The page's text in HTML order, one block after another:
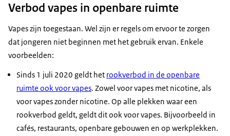
Verbod vapes in openbare ruimte
Vapes zijn toegestaan. Wel zijn er regels om ervoor te zorgen
dat jongeren niet beginnen met het gebruik ervan. Enkele
voorbeelden:
Sinds 1 juli 2020 geldt het rookverbod in de openbare
ruimte ook voor vapes. Zowel voor vapes met nicotine, als
voor vapes zonder nicotine. Op alle plekken waar een
rookverbod geldt, geldt dit ook voor vapes. Bijvoorbeeld in
cafés, restaurants, openbare gebouwen en op werkplekken.